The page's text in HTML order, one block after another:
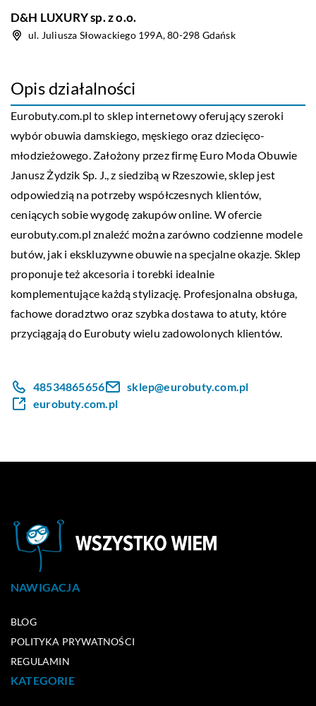
D&H LUXURY sp. z o.o.
ul. Juliusza Słowackiego 199A, 80-298 Gdańsk
Opis działalności
Eurobuty.com.pl to sklep internetowy oferujący szeroki
wybór obuwia damskiego, męskiego oraz dziecięco-
młodzieżowego. Założony przez firmę Euro Moda Obuwie
Janusz Żydzik Sp. J., z siedzibą w Rzeszowie, sklep jest
odpowiedzią na potrzeby współczesnych klientów,
ceniących sobie wygodę zakupów online. W ofercie
eurobuty.com.pl znaleźć można zarówno codzienne modele
butów, jak i ekskluzywne obuwie na specjalne okazje. Sklep
proponuje też akcesoria i torebki idealnie
komplementujące każdą stylizację. Profesjonalna obsługa,
fachowe doradztwo oraz szybka dostawa to atuty, które
przyciągają do Eurobuty wielu zadowolonych klientów.
48534865656
sklep@eurobuty.com.pl
eurobuty.com.pl
NAWIGACJA
BLOG
POLITYKA PRYWATNOŚCI
REGULAMIN
KATEGORIE